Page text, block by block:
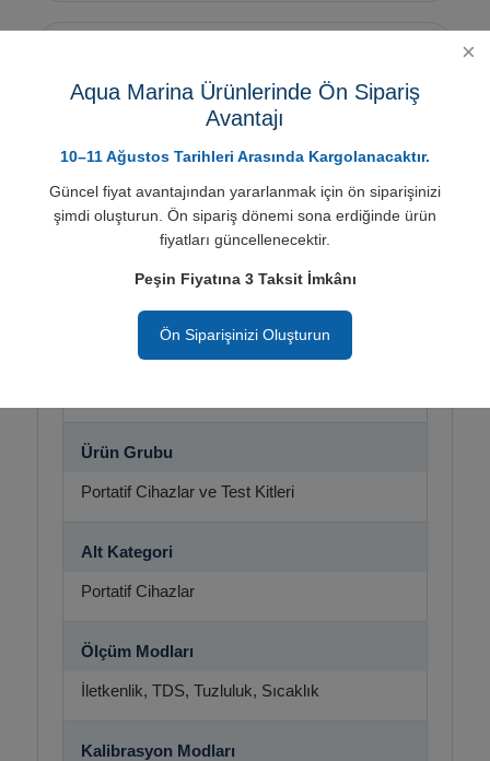
Eutech Expert CTS Pocket Tester
Ürün Tanımı
Cep Tipi İletkenlik / TDS / Tuzluluk / Sıcaklık
Stok Kodu
Ürün Grubu
Portatif Cihazlar ve Test Kitleri
Alt Kategori
Portatif Cihazlar
Ölçüm Modları
İletkenlik, TDS, Tuzluluk, Sıcaklık
Kalibrasyon Modları
Aqua Marina Ürünlerinde Ön Sipariş
Avantajı
10–11 Ağustos Tarihleri Arasında Kargolanacaktır.
Güncel fiyat avantajından yararlanmak için ön siparişinizi
şimdi oluşturun. Ön sipariş dönemi sona erdiğinde ürün
fiyatları güncellenecektir.
Peşin Fiyatına 3 Taksit İmkânı
Ön Siparişinizi Oluşturun